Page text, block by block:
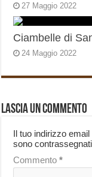
27 Maggio 2022
Ciambelle di
24 Maggio 2022
Lascia un commento
Il tuo indirizzo
sono
Commento*